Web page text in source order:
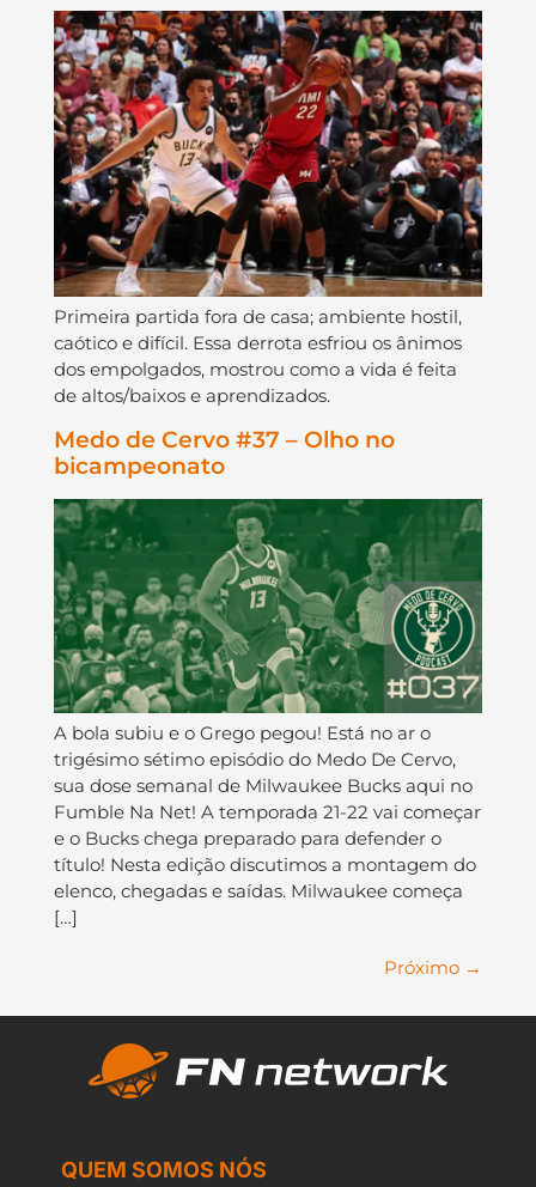
Primeira partida fora de casa; ambiente hostil,
caótico e difícil. Essa derrota esfriou os ânimos
dos empolgados, mostrou como a vida é feita
de altos/baixos e aprendizados.
Medo de Cervo #37 – Olho no
bicampeonato
A bola subiu e o Grego pegou! Está no ar o
trigésimo sétimo episódio do Medo De Cervo,
sua dose semanal de Milwaukee Bucks aqui no
Fumble Na Net! A temporada 21-22 vai começar
e o Bucks chega preparado para defender o
título! Nesta edição discutimos a montagem do
elenco, chegadas e saídas. Milwaukee começa
[…]
Próximo →
QUEM SOMOS NÓS